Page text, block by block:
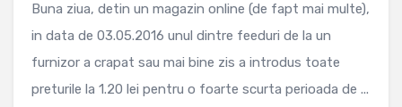
Buna ziua, detin un magazin online (de fapt mai multe),
in data de 03.05.2016 unul dintre feeduri de la un
furnizor a crapat sau mai bine zis a introdus toate
preturile la 1.20 lei pentru o foarte scurta perioada de ...